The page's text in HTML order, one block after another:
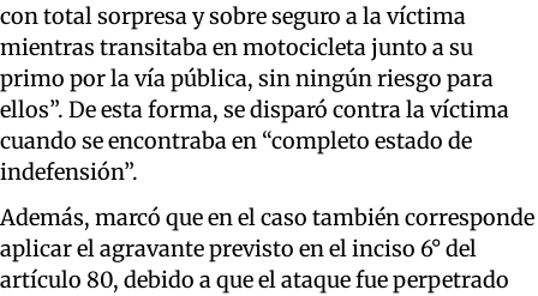
con total sorpresa y sobre seguro a la víctima
mientras transitaba en motocicleta junto a su
primo por la vía pública, sin ningún riesgo para
ellos”. De esta forma, se disparó contra la víctima
cuando se encontraba en “completo estado de
indefensión”.
Además, marcó que en el caso también corresponde
aplicar el agravante previsto en el inciso 6° del
artículo 80, debido a que el ataque fue perpetrado